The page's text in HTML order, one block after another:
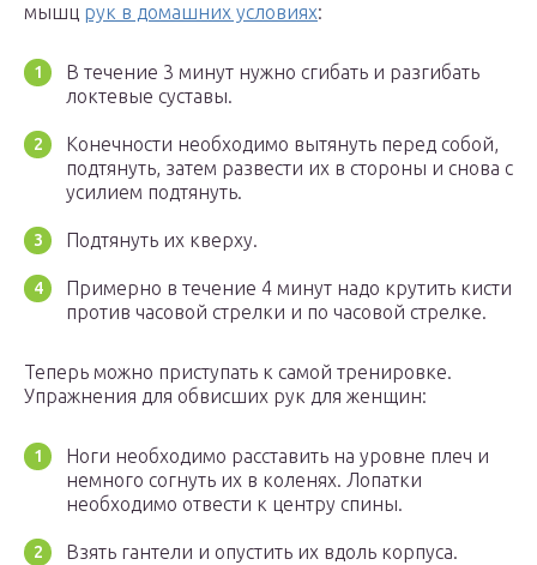
мышц рук в домашних условиях:
В течение 3 минут нужно сгибать и разгибать
локтевые суставы.
Конечности необходимо вытянуть перед собой,
подтянуть, затем развести их в стороны и снова с
усилием подтянуть.
Подтянуть их кверху.
Примерно в течение 4 минут надо крутить кисти
против часовой стрелки и по часовой стрелке.
Теперь можно приступать к самой тренировке.
Упражнения для обвисших рук для женщин:
Ноги необходимо расставить на уровне плеч и
немного согнуть их в коленях. Лопатки
необходимо отвести к центру спины.
Взять гантели и опустить их вдоль корпуса.